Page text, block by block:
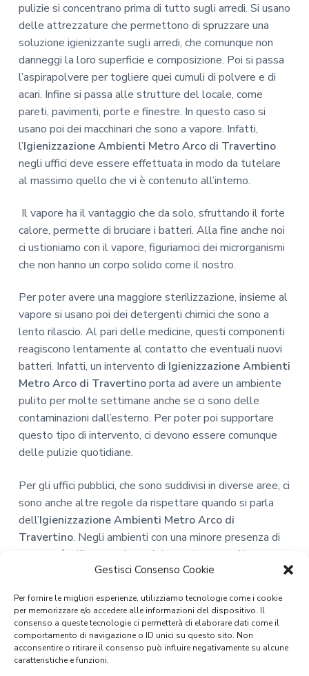
Gestisci Consenso Cookie
Per fornire le migliori esperienze, utilizziamo tecnologie come i cookie
per memorizzare e/o accedere alle informazioni del dispositivo. Il
consenso a queste tecnologie ci permetterà di elaborare dati come il
comportamento di navigazione o ID unici su questo sito. Non
acconsentire o ritirare il consenso può influire negativamente su alcune
caratteristiche e funzioni.
pulizie si concentrano prima di tutto sugli arredi. Si usano
delle attrezzature che permettono di spruzzare una
soluzione igienizzante sugli arredi, che comunque non
danneggi la loro superficie e composizione. Poi si passa
l’aspirapolvere per togliere quei cumuli di polvere e di
acari. Infine si passa alle strutture del locale, come
pareti, pavimenti, porte e finestre. In questo caso si
usano poi dei macchinari che sono a vapore. Infatti,
l’Igienizzazione Ambienti Metro Arco di Travertino
negli uffici deve essere effettuata in modo da tutelare
al massimo quello che vi è contenuto all’interno.
Il vapore ha il vantaggio che da solo, sfruttando il forte
calore, permette di bruciare i batteri. Alla fine anche noi
ci ustioniamo con il vapore, figuriamoci dei microrganismi
che non hanno un corpo solido come il nostro.
Per poter avere una maggiore sterilizzazione, insieme al
vapore si usano poi dei detergenti chimici che sono a
lento rilascio. Al pari delle medicine, questi componenti
reagiscono lentamente al contatto che eventuali nuovi
batteri. Infatti, un intervento di Igienizzazione Ambienti
Metro Arco di Travertinoporta ad avere un ambiente
pulito per molte settimane anche se ci sono delle
contaminazioni dall’esterno. Per poter poi supportare
questo tipo di intervento, ci devono essere comunque
delle pulizie quotidiane.
Per gli uffici pubblici, che sono suddivisi in diverse aree, ci
sono anche altre regole da rispettare quando si parla
dell’Igienizzazione Ambienti Metro Arco di
Travertino. Negli ambienti con una minore presenza di
persone è utile eseguire un intervento, una volta a
settimana, di disinfezione. Questo trattamento
sterilizzazione delle superfici ed eliminazione della
polvere. Mentre per l’area che è pubblica, dove si ha una
grande presenza e ricambio di persone, ecco che allora si
deve effettuare un trattamento di sanificazione.